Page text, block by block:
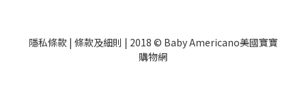
隱私條款| 條款及細則 | 2018 © Baby Americano美國寶寶
購物網